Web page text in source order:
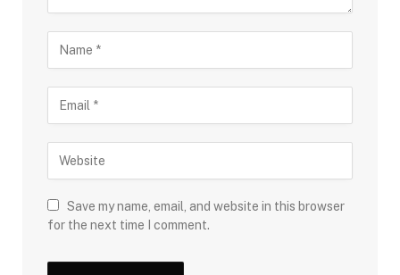
Save my name, email, and website in this browser
for the next time I comment.